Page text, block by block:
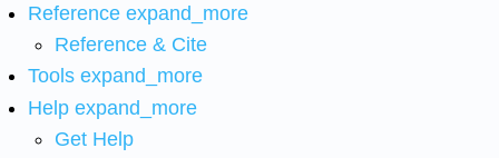
Reference expand_more
Reference & Cite
Tools expand_more
Help expand_more
Get Help